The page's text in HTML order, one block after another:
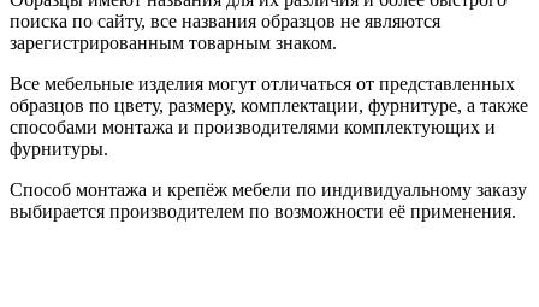
поиска по сайту, все названия образцов не являются
зарегистрированным товарным знаком.
Все мебельные изделия могут отличаться от представленных
образцов по цвету, размеру, комплектации, фурнитуре, а также
способами монтажа и производителями комплектующих и
фурнитуры.
Способ монтажа и крепёж мебели по индивидуальному заказу
выбирается производителем по возможности её применения.